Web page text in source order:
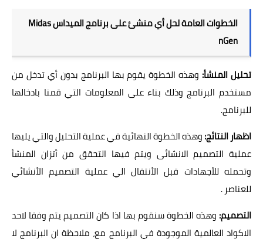
الخطوات العامة لحل أي منشئ على برنامج الميداس Midas
nGen
تحليل المنشأ: وهذه الخطوة يقوم بها البرنامج بدون أي تدخل من
مستخدم البرنامج وذلك بناء على المعلومات التي قمنا بادخالها
للبرنامج.
اظهار النتائج:وهذه الخطوة النهائية في عملية التحليل والتي يليها
عملية التصميم الانشائى ويتم فيها التحقق من أتزان المنشأ
وتحمله للأجهادات قبل الأنتقال الي عملية التصميم الأنشائي
للعناصر .
التصميم: وهذه الخطوة سنقوم بها اذا كان التصميم يتم وفقا لاحد
الاكواد العالمية الموجودة في البرنامج مع، ملاحظة ان البرنامج لا